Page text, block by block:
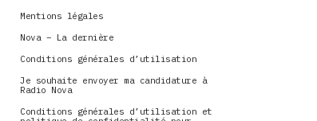
Mentions légales
Nova – La dernière
Conditions générales d’utilisation
Je souhaite envoyer ma candidature à
Radio Nova
Conditions générales d’utilisation et